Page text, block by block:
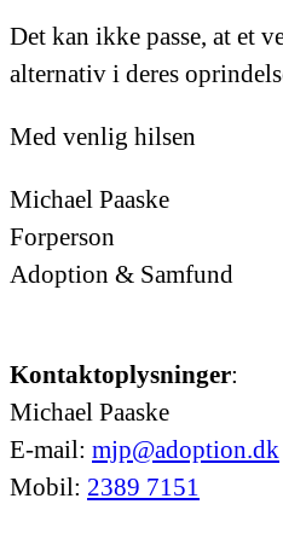
Det kan ikke passe, at et
alternativ i deres
Med venlig hilsen
Michael Paaske
Forperson
Adoption & Samfund
Kontaktoplysninger:
Michael Paaske
E-mail: mjp@adoption.dk
Mobil: 2389 7151